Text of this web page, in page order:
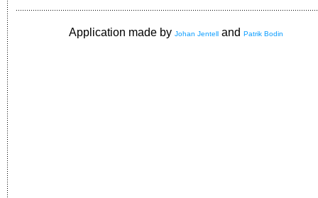
Application made by Johan Jentell and Patrik Bodin